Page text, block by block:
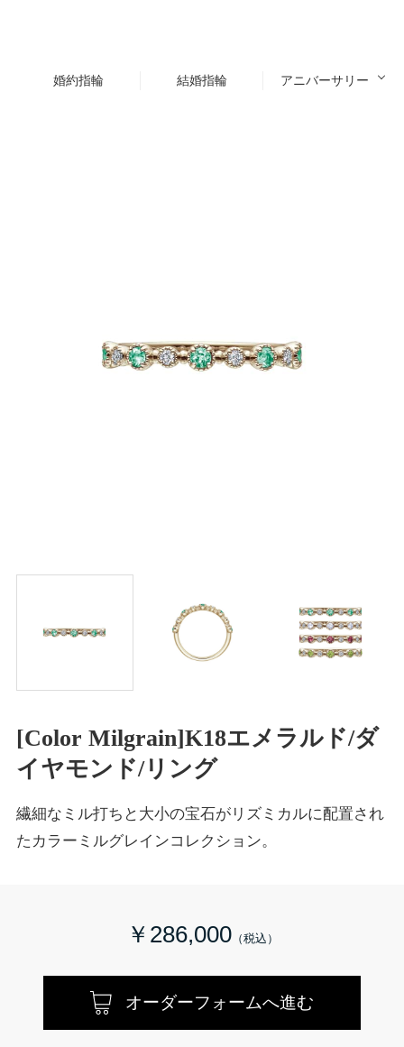
婚約指輪 結婚指輪 アニバーサリー
[Color Milgrain]K18エメラルド/ダ
イヤモンド/リング
繊細なミル打ちと大小の宝石がリズミカルに配置され
たカラーミルグレインコレクション。
￥286,000
オーダーフォームへ進む